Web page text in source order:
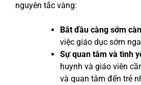
nguyên tắc vàng:
Bắt đầu càng sớm
việc giáo dục sớm
Sự quan tâm và tình
huynh và giáo viên
và quan tâm đến trẻ